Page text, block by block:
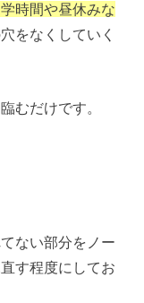
時間や昼休みな
をなくしていく
むだけです。
ない部分をノー
す程度にしてお